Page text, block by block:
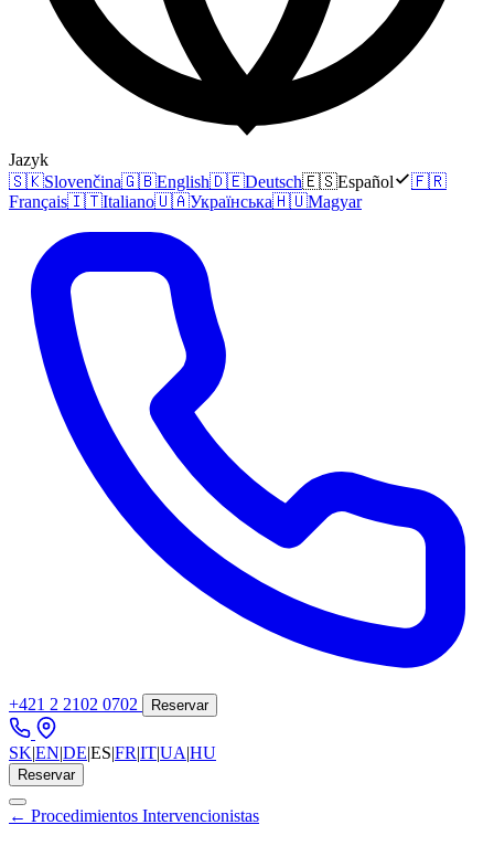
Jazyk
🇸🇰Slovenčina🇬🇧English🇩🇪Deutsch🇪🇸Español
🇫🇷
Français🇮🇹Italiano🇺🇦Українська🇭🇺Magyar
+421 2 2102 0702 Reservar
SK|EN|DE|ES|FR|IT|UA|HU
Reservar
← Procedimientos Intervencionistas